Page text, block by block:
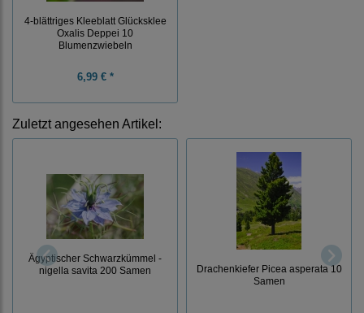
4-blättriges Kleeblatt Glücksklee
Oxalis Deppei 10
Blumenzwiebeln
6,99 € *
Zuletzt angesehen Artikel:
Ägyptischer Schwarzkümmel -
nigella savita 200 Samen
Drachenkiefer Picea asperata 10
Samen